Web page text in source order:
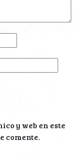
y web en este
comente.